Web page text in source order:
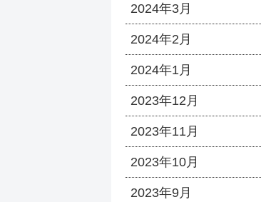
2024年3月
2024年2月
2024年1月
2023年12月
2023年11月
2023年10月
2023年9月